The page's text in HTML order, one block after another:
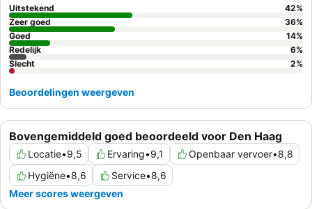
hogere verdieping of een kamer die niet uitkijkt op de arcade
aan te vragen.
Bovengemiddeld goed beoordeeld voor Den Haag
Locatie•9,5 Ervaring•9,1 Openbaar vervoer•8,8
Hygiëne•8,6 Service•8,6
Meer scores weergeven
Uitstekend 42%
Zeer goed
36%
Goed
14%
Redelijk
6%
Slecht
2%
Beoordelingen weergeven